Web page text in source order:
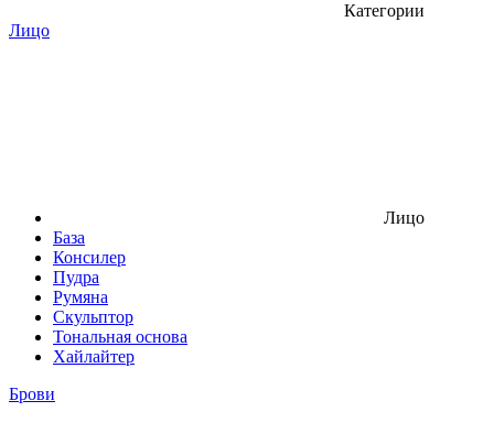
Категории
Лицо
Лицо
База
Консилер
Пудра
Румяна
Скульптор
Тональная основа
Хайлайтер
Брови